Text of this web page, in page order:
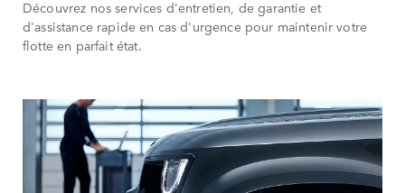
Découvrez nos services d'entretien, de garantie et
d'assistance rapide en cas d'urgence pour maintenir votre
flotte en parfait état.